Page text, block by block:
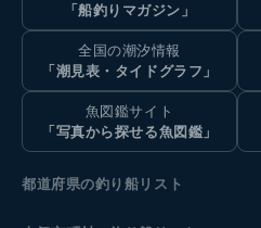
「船釣りマガジン」
全国の潮汐情報
「潮見表・タイドグラフ」
魚図鑑サイト
「写真から探せる魚図鑑」
都道府県の釣り船リスト